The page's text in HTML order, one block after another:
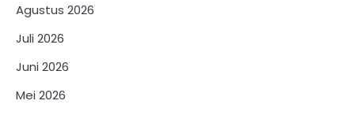
Agustus 2026
Juli 2026
Juni 2026
Mei 2026